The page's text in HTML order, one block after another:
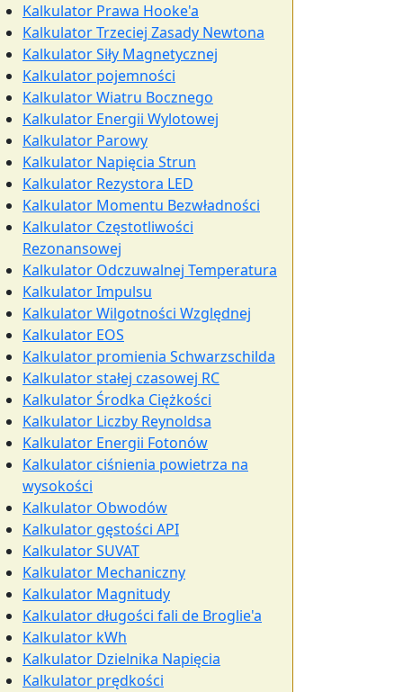
Kalkulator Prawa Hooke'a
Kalkulator Trzeciej Zasady Newtona
Kalkulator Siły Magnetycznej
Kalkulator pojemności
Kalkulator Wiatru Bocznego
Kalkulator Energii Wylotowej
Kalkulator Parowy
Kalkulator Napięcia Strun
Kalkulator Rezystora LED
Kalkulator Momentu Bezwładności
Kalkulator Częstotliwości
Rezonansowej
Kalkulator Odczuwalnej Temperatura
Kalkulator Impulsu
Kalkulator Wilgotności Względnej
Kalkulator EOS
Kalkulator promienia Schwarzschilda
Kalkulator stałej czasowej RC
Kalkulator Środka Ciężkości
Kalkulator Liczby Reynoldsa
Kalkulator Energii Fotonów
Kalkulator ciśnienia powietrza na
wysokości
Kalkulator Obwodów
Kalkulator gęstości API
Kalkulator SUVAT
Kalkulator Mechaniczny
Kalkulator Magnitudy
Kalkulator długości fali de Broglie'a
Kalkulator kWh
Kalkulator Dzielnika Napięcia
Kalkulator prędkości